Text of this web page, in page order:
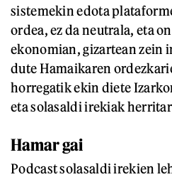
sistemekin edota
ordea, ez da neutrala, eta
ekonomian, gizartean zein
dute Hamaikaren
horregatik ekin diete
eta solasaldi irekiak
Hamar gai
Podcast solasaldi irekien